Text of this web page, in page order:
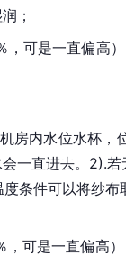
；
可是一直偏高
房内水位水杯
一直进去。2).
条件可以将纱
可是一直偏高